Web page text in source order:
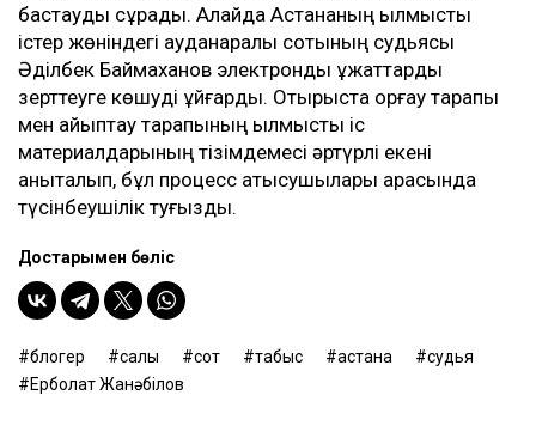
бастауды сұрады. Алайда Астананың қылмыстық
істер жөніндегі ауданаралық сотының судьясы
Әділбек Баймаханов электронды құжаттарды
зерттеуге көшуді ұйғарды. Отырыста қорғау тарапы
мен айыптау тарапының қылмыстық іс
материалдарының тізімдемесі әртүрлі екені
анықталып, бұл процесс қатысушылары арасында
түсінбеушілік туғызды.
Достарыңмен бөліс
блогер салық сот табыс астана
судья
Ерболат Жанәбілов